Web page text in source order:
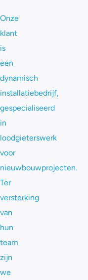
Onze
klant
is
een
dynamisch
installatiebedrijf,
gespecialiseerd
in
loodgieterswerk
voor
nieuwbouwprojecten.
Ter
versterking
van
hun
team
zijn
we